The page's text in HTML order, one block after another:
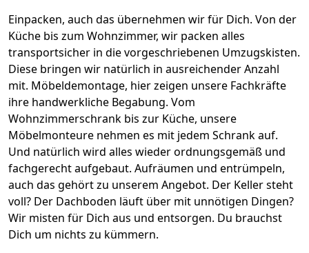
Einpacken, auch das übernehmen wir für Dich. Von der
Küche bis zum Wohnzimmer, wir packen alles
transportsicher in die vorgeschriebenen Umzugskisten.
Diese bringen wir natürlich in ausreichender Anzahl
mit. Möbeldemontage, hier zeigen unsere Fachkräfte
ihre handwerkliche Begabung. Vom
Wohnzimmerschrank bis zur Küche, unsere
Möbelmonteure nehmen es mit jedem Schrank auf.
Und natürlich wird alles wieder ordnungsgemäß und
fachgerecht aufgebaut. Aufräumen und entrümpeln,
auch das gehört zu unserem Angebot. Der Keller steht
voll? Der Dachboden läuft über mit unnötigen Dingen?
Wir misten für Dich aus und entsorgen. Du brauchst
Dich um nichts zu kümmern.